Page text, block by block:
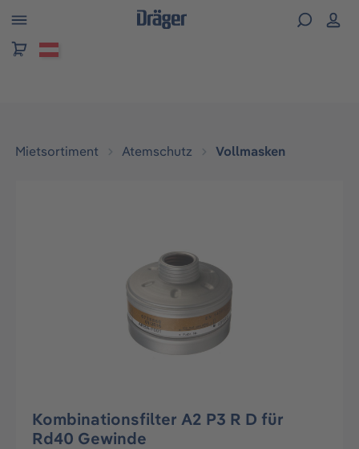
springen
Mietsortiment Atemschutz Vollmasken
Kombinationsfilter A2 P3 R D für
Rd40 Gewinde